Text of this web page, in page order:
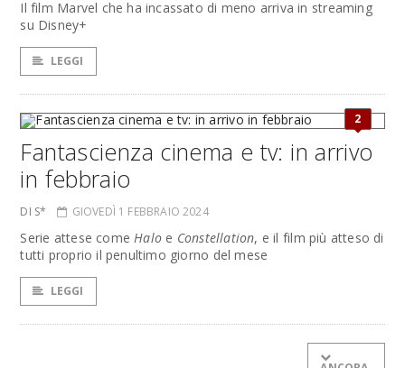
Il film Marvel che ha incassato di meno arriva in streaming
su Disney+
LEGGI
2
Fantascienza cinema e tv: in arrivo
in febbraio
DI S* GIOVEDÌ 1 FEBBRAIO 2024
Serie attese comeHalo e Constellation, e il film più atteso di
tutti proprio il penultimo giorno del mese
LEGGI